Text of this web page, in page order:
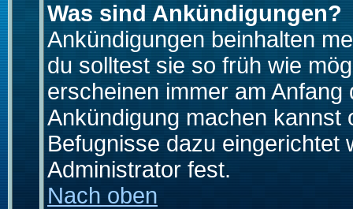
Was sind Ankündigungen?
Ankündigungen beinhalten
du solltest sie so früh wie
erscheinen immer am
Ankündigung machen kannst
Befugnisse dazu eingerichtet
Administrator fest.
Nach oben